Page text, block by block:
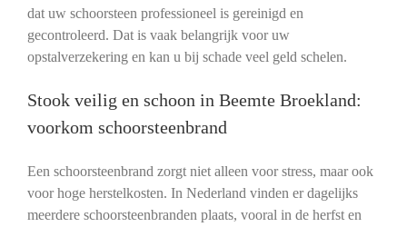
dat uw schoorsteen professioneel is gereinigd en
gecontroleerd. Dat is vaak belangrijk voor uw
opstalverzekering en kan u bij schade veel geld schelen.
Stook veilig en schoon in Beemte Broekland:
voorkom schoorsteenbrand
Een schoorsteenbrand zorgt niet alleen voor stress, maar ook
voor hoge herstelkosten. In Nederland vinden er dagelijks
meerdere schoorsteenbranden plaats, vooral in de herfst en